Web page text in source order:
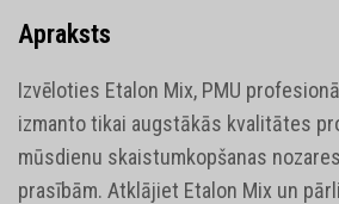
Apraksts
Izvēloties Etalon Mix, PMU
izmanto tikai augstākās kvalitātes
mūsdienu skaistumkopšanas
prasībām. Atklājiet Etalon Mix un